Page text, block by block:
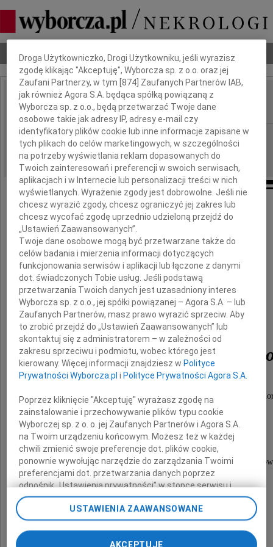
Nekrologi Odeszli Poradnik pogrzebowy
IMIĘ I NAZWISKO: Marianna Popiełuszko
REGION: Bydgoszcz
DATA EMISJI: 21.11.2013
Ze smutkiem przyjęliśmy wiadomość,
że zakończyła swe pracowite życie
Marianna
Honorowa Obywatelka Województwa Kujawsko-
Matka bł. ks. Jerzego Popiełuszki,
którego męczeńska droga zaczęła się
w Parafii Świętych Polskich Braci Męczenników
na bydgoskich Wyżynach
Dbamy o Twoją prywatność
Droga Użytkowniczko, Drogi Użytkowniku, jeśli wyrazisz
zgodę klikając "Akceptuję", Wyborcza sp. z o.o. oraz jej
Zaufani Partnerzy, w tym [874 ] Zaufanych Partnerów IAB,
jak również Agora S.A. będąca spółką powiązaną z
Wyborcza sp. z o.o., będą przetwarzać Twoje dane
osobowe takie jak adresy IP, adresy e-mail czy
identyfikatory plików cookie lub inne informacje zapisane w
tych plikach do celów marketingowych, w szczególności
na potrzeby wyświetlania reklam dopasowanych do
Twoich zainteresowań i preferencji w swoich serwisach,
aplikacjach i w Internecie lub personalizacji treści w nich
wyświetlanych. Wyrażenie zgody jest dobrowolne. Jeśli nie
chcesz wyrazić zgody, chcesz ograniczyć jej zakres lub
chcesz wycofać zgodę uprzednio udzieloną przejdź do
„Ustawień Zaawansowanych”.
Twoje dane osobowe mogą być przetwarzane także do
celów badania i mierzenia informacji dotyczących
funkcjonowania serwisów i aplikacji lub łączone z danymi
dot. świadczonych Tobie usług. Jeśli podstawą
przetwarzania Twoich danych jest uzasadniony interes
Wyborcza sp. z o.o., jej spółki powiązanej – Agora S.A. – lub
Zaufanych Partnerów, masz prawo wyrazić sprzeciw. Aby
to zrobić przejdź do „Ustawień Zaawansowanych” lub
skontaktuj się z administratorem – w zależności od
zakresu sprzeciwu i podmiotu, wobec którego jest
kierowany. Więcej informacji znajdziesz w Polityce
Prywatności Wyborcza.pl i Polityce Prywatności Agora S.A.
Poprzez kliknięcie "Akceptuję" wyrażasz zgodę na
zainstalowanie i przechowywanie plików typu cookie
Wyborczej sp. z o. o. jej Zaufanych Partnerów i Agora S.A.
na Twoim urządzeniu końcowym. Możesz też w każdej
chwili zmienić swoje preferencje dot. plików cookie,
ponownie wywołując narzędzie do zarządzania Twoimi
preferencjami dot. przetwarzania danych poprzez
odnośnik „Ustawienia prywatności” w stopce serwisu i
przechodząc do sekcji „Ustawienia zaawansowane”.
Zmiana ustawień plików cookie możliwa jest także za
pomocą ustawień przeglądarki.
USTAWIENIA ZAAWANSOWANE
AKCEPTUJĘ